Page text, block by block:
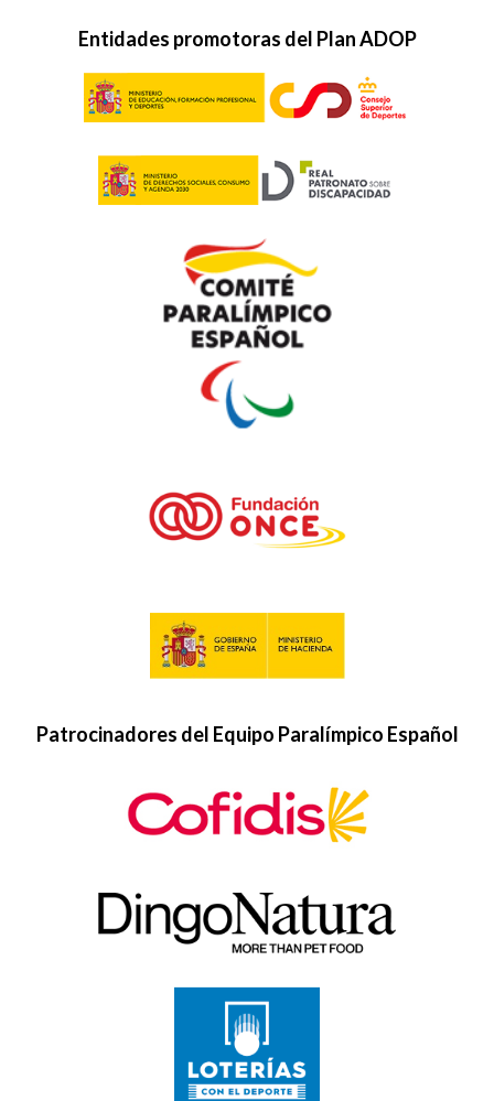
Entidades promotoras del Plan ADOP
Patrocinadores del Equipo Paralímpico Español